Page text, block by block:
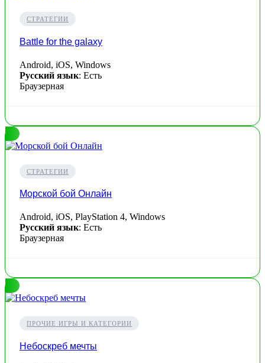
СТРАТЕГИИ
Battle for the galaxy
Android, iOS, Windows
Русский язык: Есть
Браузерная
СТРАТЕГИИ
Морской бой Онлайн
Android, iOS, PlayStation 4, Windows
Русский язык: Есть
Браузерная
ПРОЧИЕ ИГРЫ И КАТЕГОРИИ
Небоскреб мечты